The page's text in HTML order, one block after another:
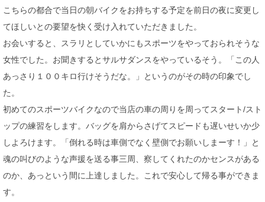
こちらの都合で当日の朝バイクをお持ちする予定を前日の夜に変更し
てほしいとの要望を快く受け入れていただきました。
お会いすると、スラリとしていかにもスポーツをやっておられそうな
女性でした。お聞きするとサルサダンスをやっているそう。「この人
あっさり１００キロ行けそうだな。」というのがその時の印象でし
た。
初めてのスポーツバイクなので当店の車の周りを周ってスタート/スト
ップの練習をします。バッグを肩からさげてスピードも遅いせいか少
しよろけます。「倒れる時は車側でなく壁側でお願いしまーす！」と
魂の叫びのような声援を送る事三周、察してくれたのかセンスがある
のか、あっという間に上達しました。これで安心して帰る事ができま
す。